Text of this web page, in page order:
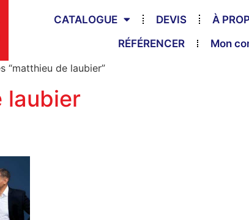
CATALOGUE DEVIS À
RÉFÉRENCER
Mon
“matthieu de laubier”
laubier